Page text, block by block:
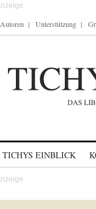
Autoren Unterstützung
TICHYS EINBLICK